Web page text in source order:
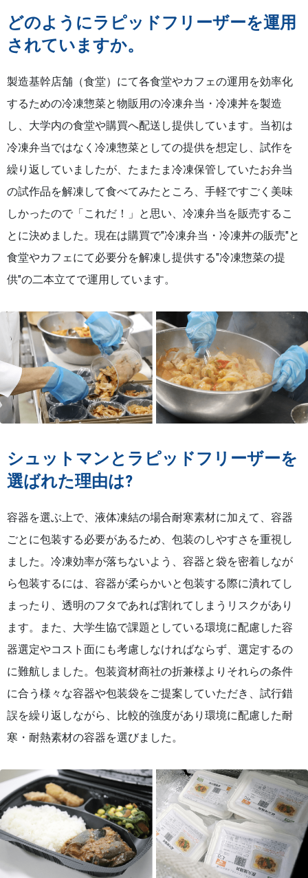
どのようにラピッドフリーザーを運用
されていますか。
製造基幹店舗（食堂）にて各食堂やカフェの運用を効率化
するための冷凍惣菜と物販用の冷凍弁当・冷凍丼を製造
し、大学内の食堂や購買へ配送し提供しています。当初は
冷凍弁当ではなく冷凍惣菜としての提供を想定し、試作を
繰り返していましたが、たまたま冷凍保管していたお弁当
の試作品を解凍して食べてみたところ、手軽ですごく美味
しかったので「これだ！」と思い、冷凍弁当を販売するこ
とに決めました。現在は購買で"冷凍弁当・冷凍丼の販売"と
食堂やカフェにて必要分を解凍し提供する"冷凍惣菜の提
供"の二本立てで運用しています。
シュットマンとラピッドフリーザーを
選ばれた理由は?
容器を選ぶ上で、液体凍結の場合耐寒素材に加えて、容器
ごとに包装する必要があるため、包装のしやすさを重視し
ました。冷凍効率が落ちないよう、容器と袋を密着しなが
ら包装するには、容器が柔らかいと包装する際に潰れてし
まったり、透明のフタであれば割れてしまうリスクがあり
ます。また、大学生協で課題としている環境に配慮した容
器選定やコスト面にも考慮しなければならず、選定するの
に難航しました。包装資材商社の折兼様よりそれらの条件
に合う様々な容器や包装袋をご提案していただき、試行錯
誤を繰り返しながら、比較的強度があり環境に配慮した耐
寒・耐熱素材の容器を選びました。